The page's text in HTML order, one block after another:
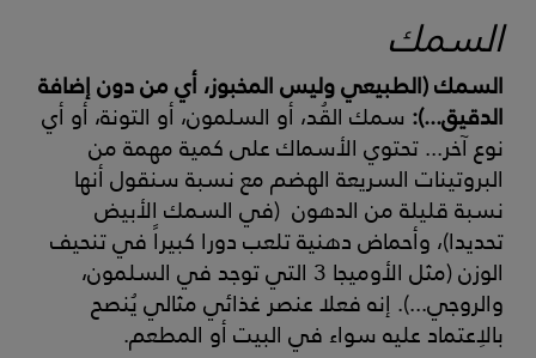
السمك
السمك (الطبيعي وليس المخبوز، أي من دون إضافة
الدقيق...): سمك القُد، أو السلمون، أو التونة، أو أي
نوع آخر... تحتوي الأسماك على كمية مهمة من
البروتينات السريعة الهضم مع نسبة سنقول أنها
نسبة قليلة من الدهون (في السمك الأبيض
تحديدا)، وأحماض دهنية تلعب دورا كبيراً في تنحيف
الوزن (مثل الأوميجا 3 التي توجد في السلمون،
والروجي...). إنه فعلا عنصر غذائي مثالي يُنصح
بالاِعتماد عليه سواء في البيت أو المطعم.